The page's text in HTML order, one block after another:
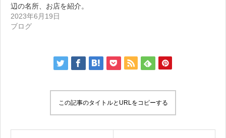
辺の名所、お店を紹介。
2023年6月19日
ブログ
この記事のタイトルとURLをコピーする